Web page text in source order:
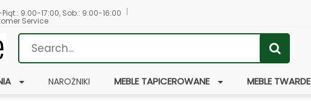
Piąt.: 9:00-17:00, Sob.: 9:00-16:00
Service
NAROŻNIKI MEBLE TAPICEROWANE MEBLE TWARDE